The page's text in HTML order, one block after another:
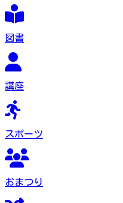
図書
講座
スポーツ
おまつり